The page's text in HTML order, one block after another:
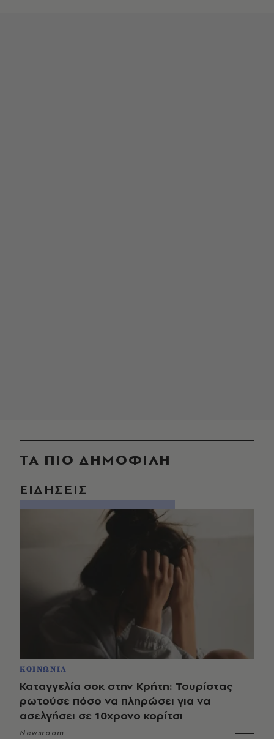
ΤΑ ΠΙΟ ΔΗΜΟΦΙΛΗ
ΕΙΔΗΣΕΙΣ
ΚΟΙΝΩΝΙΑ
Καταγγελία σοκ στην Κρήτη: Τουρίστας
ρωτούσε πόσο να πληρώσει για να
ασελγήσει σε 10χρονο κορίτσι
Newsroom